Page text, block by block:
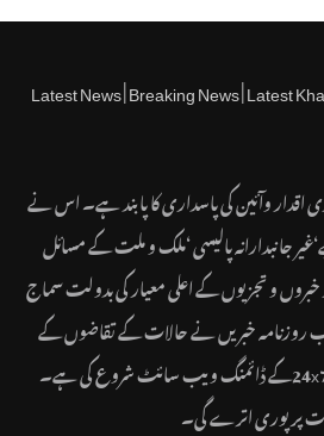
اقدار وآئین کی پاسداری کا پابند ہے۔ اس نے
جانبدارانہ پالیسی ‘ملک و ملت کے مسائل
و تجزیوں کے اعلی معیار کی بدولت سماج
اب روزنامہ خبریں نے حالات کے تقاضوں کے
تحت اردو کے ساتھ ہندی میں24x7کے ڈائمنگ ویب سائٹ شروع کی ہے۔
پر پوری اترے گی۔